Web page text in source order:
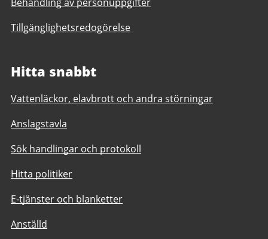
Tillgänglighetsredogörelse
Hitta snabbt
Vattenläckor, elavbrott och andra störningar
Anslagstavla
Sök handlingar och protokoll
Hitta politiker
E-tjänster och blanketter
Anställd